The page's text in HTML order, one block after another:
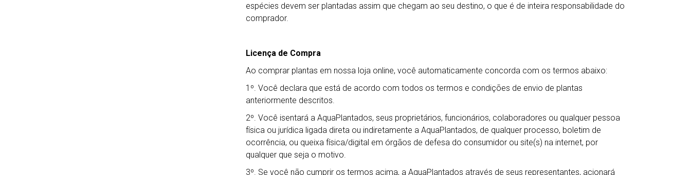
espécies devem ser plantadas assim que chegam ao seu destino, o que é de inteira responsabilidade do
comprador.
Licença de Compra
Ao comprar plantas em nossa loja online, você automaticamente concorda com os termos abaixo:
1º. Você declara que está de acordo com todos os termos e condições de envio de plantas
anteriormente descritos.
2º. Você isentará a AquaPlantados, seus proprietários, funcionários, colaboradores ou qualquer pessoa
física ou jurídica ligada direta ou indiretamente a AquaPlantados, de qualquer processo, boletim de
ocorrência, ou queixa física/digital em órgãos de defesa do consumidor ou site(s) na internet, por
qualquer que seja o motivo.
3º. Se você não cumprir os termos acima, a AquaPlantados através de seus representantes, acionará